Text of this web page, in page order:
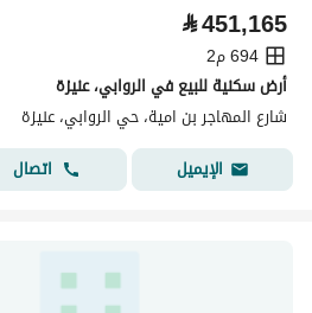
⃁451,165
694 م2
أرض سكنية للبيع في الروابي، عنيزة
شارع المهاجر بن امية، حي الروابي، عنيزة
الإيميل
اتصال